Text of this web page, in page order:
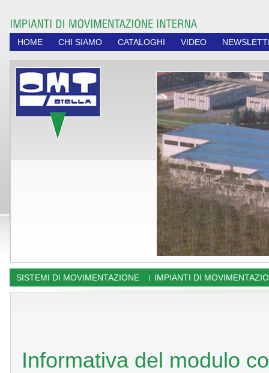
HOME CHI SIAMO CATALOGHI VIDEO
SISTEMI DI MOVIMENTAZIONE | IMPIANTI DI
Informativa del modulo